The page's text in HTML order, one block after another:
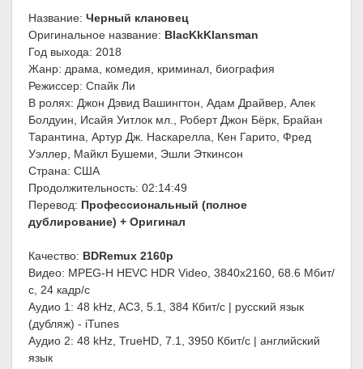
Название: Черный клановец
Оригинальное название: BlacKkKlansman
Год выхода: 2018
Жанр: драма, комедия, криминал, биография
Режиссер: Спайк Ли
В ролях: Джон Дэвид Вашингтон, Адам Драйвер, Алек
Болдуин, Исайя Уитлок мл., Роберт Джон Бёрк, Брайан
Тарантина, Артур Дж. Наскарелла, Кен Гарито, Фред
Уэллер, Майкл Бушеми, Эшли Эткинсон
Страна: США
Продолжительность: 02:14:49
Перевод: Профессиональный (полное
дублирование) + Оригинал
Качество: BDRemux 2160p
Видео: MPEG-H HEVC HDR Video, 3840x2160, 68.6 Мбит/
с, 24 кадр/с
Аудио 1: 48 kHz, AC3, 5.1, 384 Кбит/с | русский язык
(дубляж) - iTunes
Аудио 2: 48 kHz, TrueHD, 7.1, 3950 Кбит/с | английский
язык